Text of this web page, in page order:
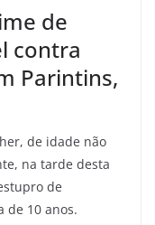
de
contra
Parintins,
de idade não
na tarde desta
de
de 10 anos.